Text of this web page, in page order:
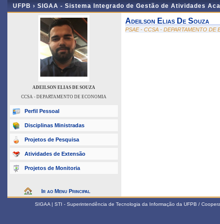
UFPB › SIGAA - Sistema Integrado de Gestão de Atividades
ADEILSON ELIAS DE SOUZA
CCSA - DEPARTAMENTO DE ECONOMIA
Perfil Pessoal
Disciplinas Ministradas
Projetos de Pesquisa
Atividades de Extensão
Projetos de Monitoria
Ir ao Menu Principal
Adeilson Elias De Souza
PSAE - CCSA - DEPARTAMENTO DE
SIGAA | STI - Superintendência de Tecnologia da Informação da UFPB /